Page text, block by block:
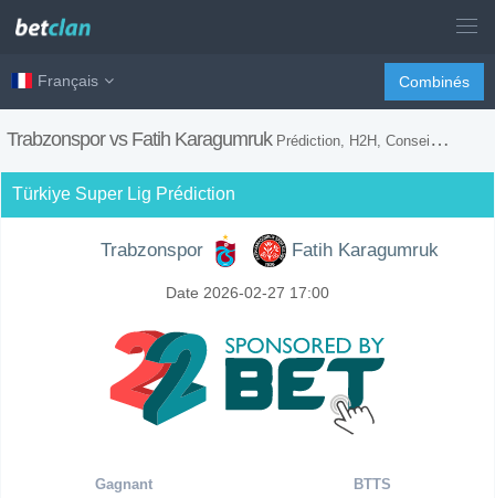
Français Combinés
Trabzonspor vs Fatih Karagumruk Prédiction, H2H, Conseils de Paris et Prévision du Match
Türkiye Super Lig Prédiction
Trabzonspor Fatih Karagumruk
Date 2026-02-27 17:00
Gagnant BTTS